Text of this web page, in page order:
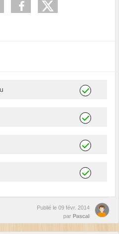
Publié le 09 févr. 2014
par Pascal